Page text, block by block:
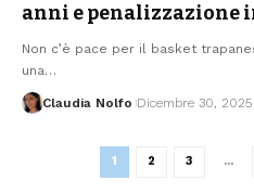
anni e penalizzazione
Non c’è pace per il basket
una…
Claudia Nolfo Dicembre 30, 2025
1 2 3 …